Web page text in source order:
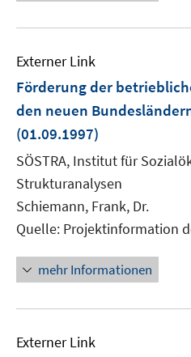
Externer Link
Förderung der
den neuen
(01.09.1997)
SÖSTRA, Institut für
Strukturanalysen
Schiemann, Frank, Dr.
Quelle: Projektinformation
mehr Informationen
Externer Link